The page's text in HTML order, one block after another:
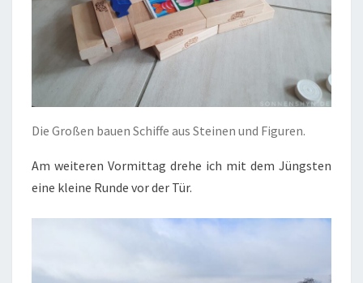
Die Großen bauen Schiffe aus Steinen und Figuren.
Am weiteren Vormittag drehe ich mit dem Jüngsten
eine kleine Runde vor der Tür.